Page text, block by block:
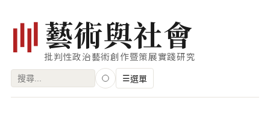
藝術與社會
批判性政治藝術創作暨策展實踐研究
搜
☰選單